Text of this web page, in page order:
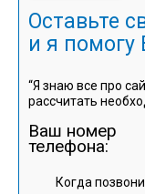
Оставьте
и я помогу
“Я знаю все про
рассчитать
Ваш номер
телефона:
Когда